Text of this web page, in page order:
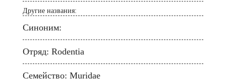
Другие названия:
Синоним:
Отряд: Rodentia
Семейство: Muridae